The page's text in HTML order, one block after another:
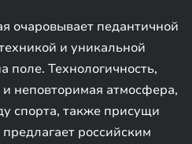
очаровывает педантичной
и уникальной
поле. Технологичность,
неповторимая атмосфера,
спорта, также присущи
российским